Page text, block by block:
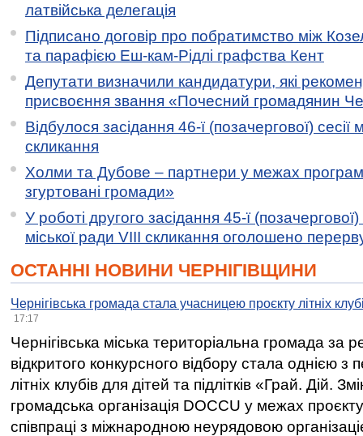
латвійська делегація
Підписано договір про побратимство між
та парафією Еш-кам-Рідлі графства Кент
Депутати визначили кандидатури, які
присвоєння звання «Почесний громадянин
Відбулося засідання 46-ї (позачергової) сесії
скликання
Холми та Дубове – партнери у межах
згуртовані громади»
У роботі другого засідання 45-ї (позачергової)
міської ради VIII скликання оголошено
ОСТАННІ НОВИНИ ЧЕРНІГІВЩИНИ
Чернігівська громада стала учасницею проєкту літніх
17:17
Чернігівська міська територіальна громада за
відкритого конкурсного відбору стала однією
літніх клубів для дітей та підлітків «Грай. Дій.
громадська організація DOCCU у межах
співпраці з міжнародною неурядовою